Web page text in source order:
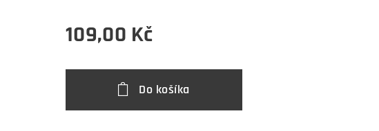
109,00 Kč
Do košíka